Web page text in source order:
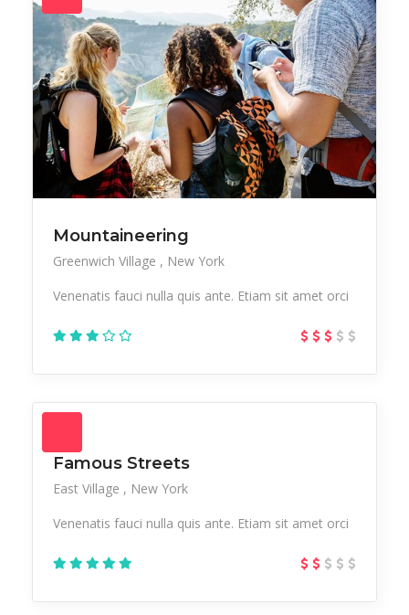
Mountaineering
Greenwich Village
New York
Venenatis fauci nulla quis ante. Etiam sit amet orci
Famous Streets
East Village
New York
Venenatis fauci nulla quis ante. Etiam sit amet orci